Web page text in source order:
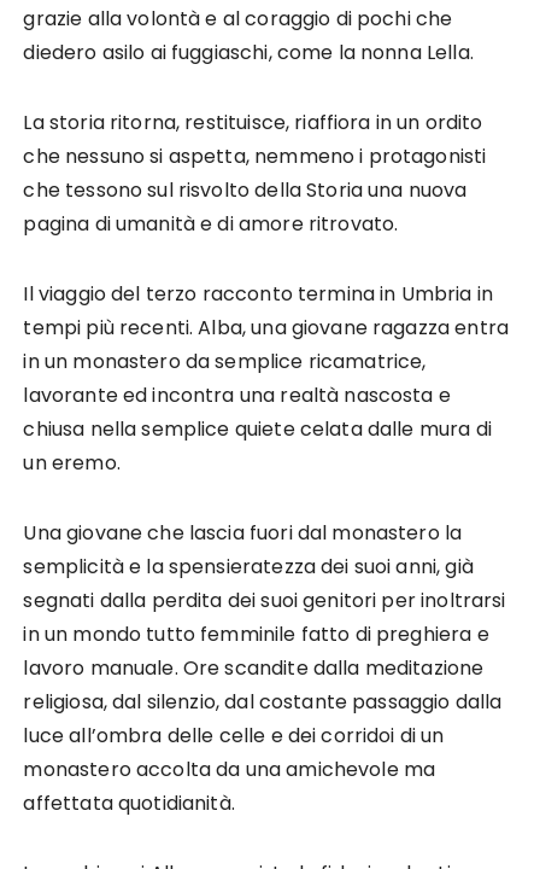
grazie alla volontà e al coraggio di pochi che
diedero asilo ai fuggiaschi, come la nonna Lella.
La storia ritorna, restituisce, riaffiora in un ordito
che nessuno si aspetta, nemmeno i protagonisti
che tessono sul risvolto della Storia una nuova
pagina di umanità e di amore ritrovato.
Il viaggio del terzo racconto termina in Umbria in
tempi più recenti. Alba, una giovane ragazza entra
in un monastero da semplice ricamatrice,
lavorante ed incontra una realtà nascosta e
chiusa nella semplice quiete celata dalle mura di
un eremo.
Una giovane che lascia fuori dal monastero la
semplicità e la spensieratezza dei suoi anni, già
segnati dalla perdita dei suoi genitori per inoltrarsi
in un mondo tutto femminile fatto di preghiera e
lavoro manuale. Ore scandite dalla meditazione
religiosa, dal silenzio, dal costante passaggio dalla
luce all’ombra delle celle e dei corridoi di un
monastero accolta da una amichevole ma
affettata quotidianità.